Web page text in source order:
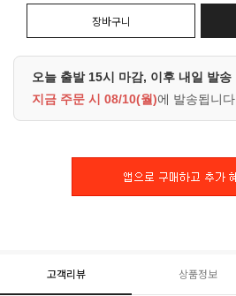
장바구니
오늘 출발 15시 마감, 이후 내일 발송
지금 주문 시 08/10(월)에 발송됩니다.
고객리뷰 상품정보